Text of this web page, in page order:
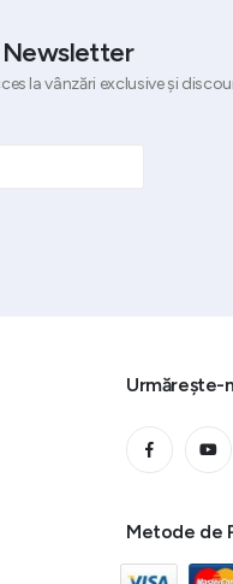
la vânzări exclusive și
Urmărește-
Metode de